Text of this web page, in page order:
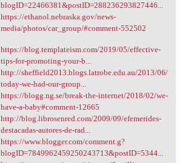
blogID=22466381&postID=288236293827446...
https://ethanol.nebraska.gov/news-
media/photos/car_group/#comment-552502
https://blog.templateism.com/2019/05/effective-
tips-for-promoting-your-b...
http://sheffield2013.blogs.latrobe.edu.au/2013/06/
today-we-had-our-group...
https://blogg.ng.se/break-the-internet/2018/02/we-
have-a-baby#comment-12665
http://blog.librosenred.com/2009/09/efemerides-
destacadas-autores-de-rad...
https://www.blogger.com/comment.g?
blogID=7849962459250243713&postID=5344...